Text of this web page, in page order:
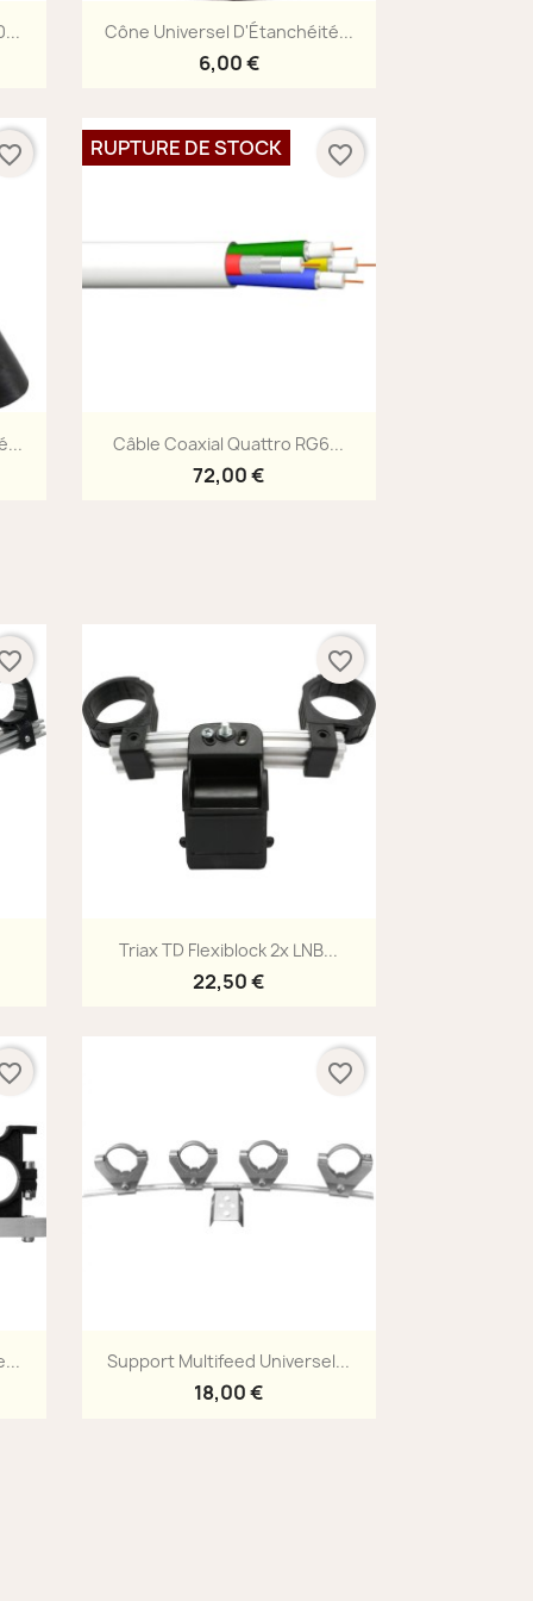
Aperçu rapide
Cône Universel D'Étanchéité...
6,00 €
Aperçu rapide
Câble Coaxial Quattro RG6...
72,00 €
RUPTURE DE STOCK favorite_border
Aperçu rapide
Triax TD Flexiblock 2x LNB...
22,50 €
favorite_border
Aperçu rapide
Support Multifeed Universel...
18,00 €
favorite_border